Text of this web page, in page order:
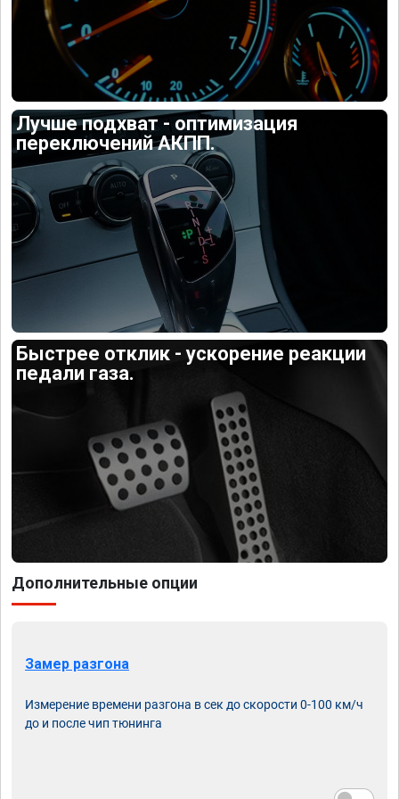
Лучше подхват - оптимизация
переключений АКПП.
Быстрее отклик - ускорение реакции
педали газа.
Дополнительные опции
Замер разгона
Измерение времени разгона в сек до скорости 0-100 км/ч
до и после чип тюнинга